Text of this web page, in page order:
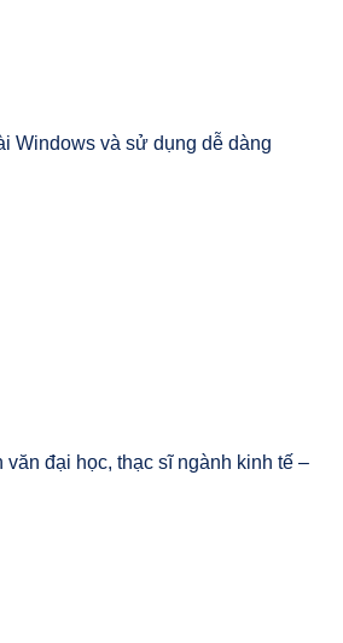
Windows và sử dụng dễ dàng
văn đại học, thạc sĩ ngành kinh tế –